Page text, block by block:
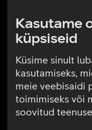
Kasutame
küpsiseid
Küsime sinult
kasutamiseks,
meie veebisaidi
toimimiseks või
soovitud